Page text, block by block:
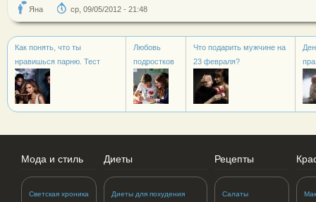
Яна ср, 09/05/2012 - 21:48
Как понять, что ты
нравишься парню. Тест
Любовь
подростков
Что подарить мужчине на
23 февраля?
Мода и стиль
Светская хроника
Диеты
Диеты для похудения
Рецепты
Салаты